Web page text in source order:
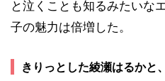
と泣くことも知るみたいな
子の魅力は倍増した。
きりっとした綾瀬はるかと